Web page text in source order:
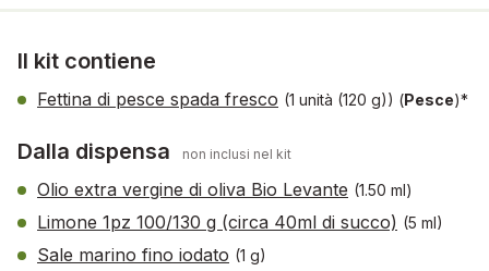
Il kit contiene
Fettina di pesce spada fresco (1 unità (120 g)) (Pesce)*
Dalla dispensa non inclusi nel kit
Olio extra vergine di oliva Bio Levante (1.50 ml)
Limone 1pz 100/130 g (circa 40ml di succo) (5 ml)
Sale marino fino iodato (1 g)